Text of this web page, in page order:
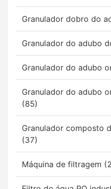
Granulador dobro do
Granulador do adubo
Granulador do adubo
Granulador do adubo
(85)
Granulador composto
(37)
Máquina de filtragem